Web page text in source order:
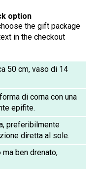
option
the gift package
in the checkout
50 cm, vaso di 14
di corna con una
epifite.
preferibilmente
diretta al sole.
ma ben drenato,